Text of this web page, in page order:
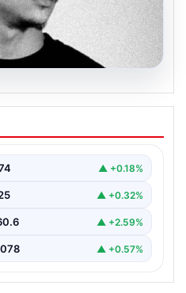
rapçi Yuşa
kontrol ile
▲ +0.18%
▲ +0.32%
▲ +2.59%
▲ +0.57%